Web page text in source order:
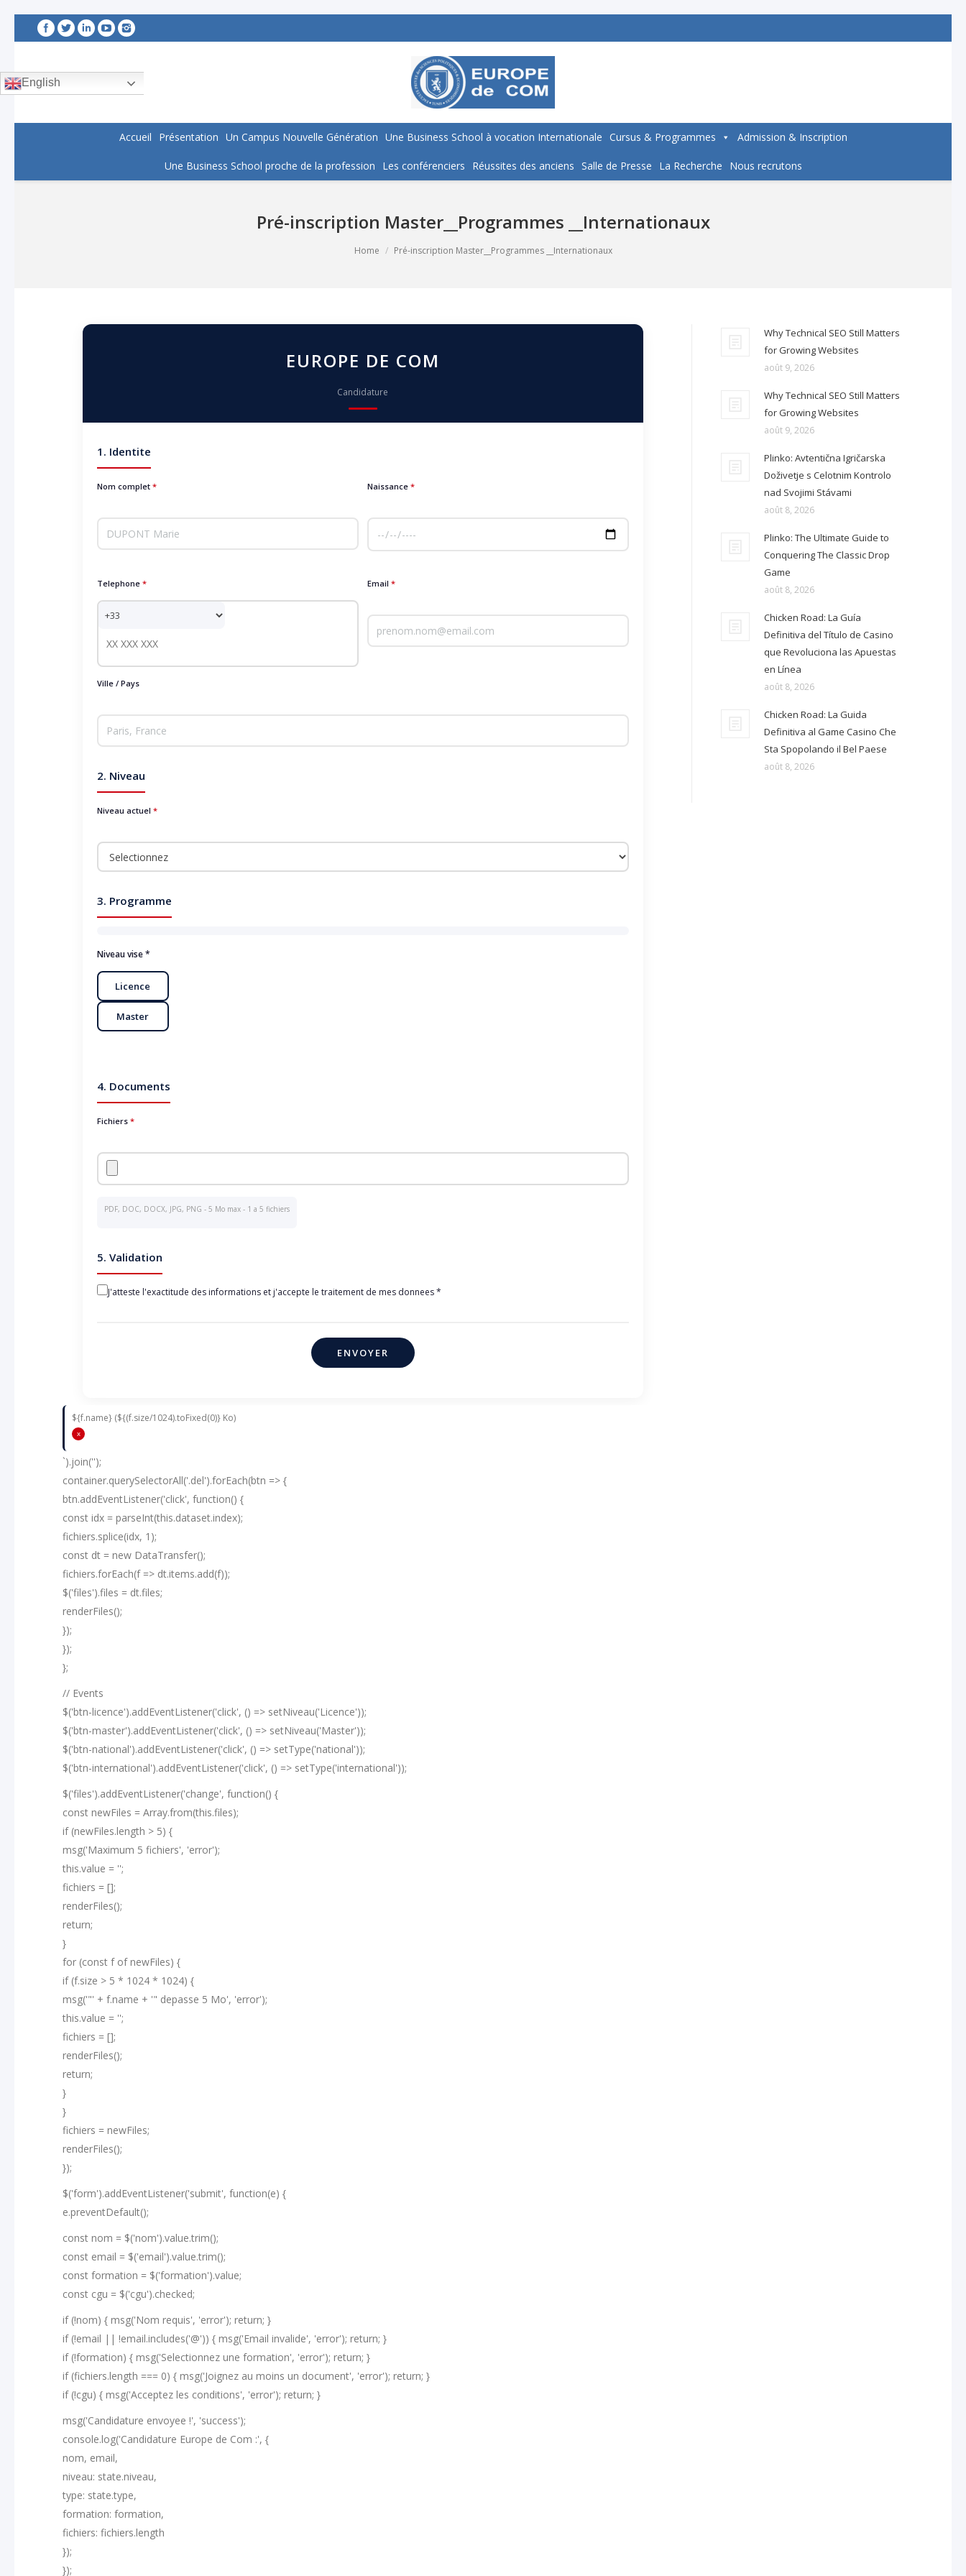
Accueil Présentation Un Campus Nouvelle Génération Une Business School à vocation Internationale Cursus & Programmes Admission & Inscription
Une Business School proche de la profession Les conférenciers Réussites des anciens Salle de Presse La Recherche Nous recrutons
Pré-inscription Master__Programmes __Internationaux
Home Pré-inscription Master__Programmes __Internationaux
EUROPE DE COM
Candidature
1. Identite
Nom complet * Naissance *
Telephone * Email *
Ville / Pays
2. Niveau
Niveau actuel *
3. Programme
Niveau vise*
Licence
Master
4. Documents
Fichiers *
PDF, DOC, DOCX, JPG, PNG - 5 Mo max - 1 a 5 fichiers
5. Validation
J'atteste l'exactitude des informations et j'accepte le traitement de mes donnees*
ENVOYER
${f.name} (${(f.size/1024).toFixed(0)} Ko)
x
`).join('');
container.querySelectorAll('.del').forEach(btn => {
btn.addEventListener('click', function() {
const idx = parseInt(this.dataset.index);
fichiers.splice(idx, 1);
const dt = new DataTransfer();
fichiers.forEach(f => dt.items.add(f));
$('files').files = dt.files;
renderFiles();
});
});
};
// Events
$('btn-licence').addEventListener('click', () => setNiveau('Licence'));
$('btn-master').addEventListener('click', () => setNiveau('Master'));
$('btn-national').addEventListener('click', () => setType('national'));
$('btn-international').addEventListener('click', () => setType('international'));
$('files').addEventListener('change', function() {
const newFiles = Array.from(this.files);
if (newFiles.length > 5) {
msg('Maximum 5 fichiers', 'error');
this.value = '';
fichiers = [];
renderFiles();
return;
}
for (const f of newFiles) {
if (f.size > 5 * 1024 * 1024) {
msg('"' + f.name + '" depasse 5 Mo', 'error');
this.value = '';
fichiers = [];
renderFiles();
return;
}
}
fichiers = newFiles;
renderFiles();
});
$('form').addEventListener('submit', function(e) {
e.preventDefault();
const nom = $('nom').value.trim();
const email = $('email').value.trim();
const formation = $('formation').value;
const cgu = $('cgu').checked;
if (!nom) { msg('Nom requis', 'error'); return; }
if (!email || !email.includes('@')) { msg('Email invalide', 'error'); return; }
if (!formation) { msg('Selectionnez une formation', 'error'); return; }
if (fichiers.length === 0) { msg('Joignez au moins un document', 'error'); return; }
if (!cgu) { msg('Acceptez les conditions', 'error'); return; }
msg('Candidature envoyee !', 'success');
console.log('Candidature Europe de Com :', {
nom, email,
niveau: state.niveau,
type: state.type,
formation: formation,
fichiers: fichiers.length
});
});
Why Technical SEO Still Matters
for Growing Websites
août 9, 2026
Why Technical SEO Still Matters
for Growing Websites
août 9, 2026
Plinko: Avtentična Igričarska
Doživetje s Celotnim Kontrolo
nad Svojimi Stávami
août 8, 2026
Plinko: The Ultimate Guide to
Conquering The Classic Drop
Game
août 8, 2026
Chicken Road: La Guía
Definitiva del Título de Casino
que Revoluciona las Apuestas
en Línea
août 8, 2026
Chicken Road: La Guida
Definitiva al Game Casino Che
Sta Spopolando il Bel Paese
août 8, 2026
English